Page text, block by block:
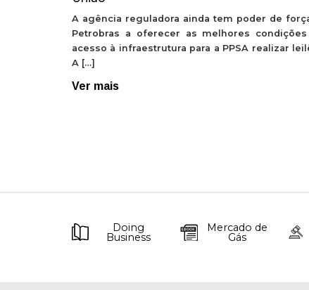
A agência reguladora ainda tem poder de
Petrobras a oferecer as melhores
acesso à infraestrutura para a PPSA realizar
A […]
Ver mais
Doing
Business
Mercado de
Gás